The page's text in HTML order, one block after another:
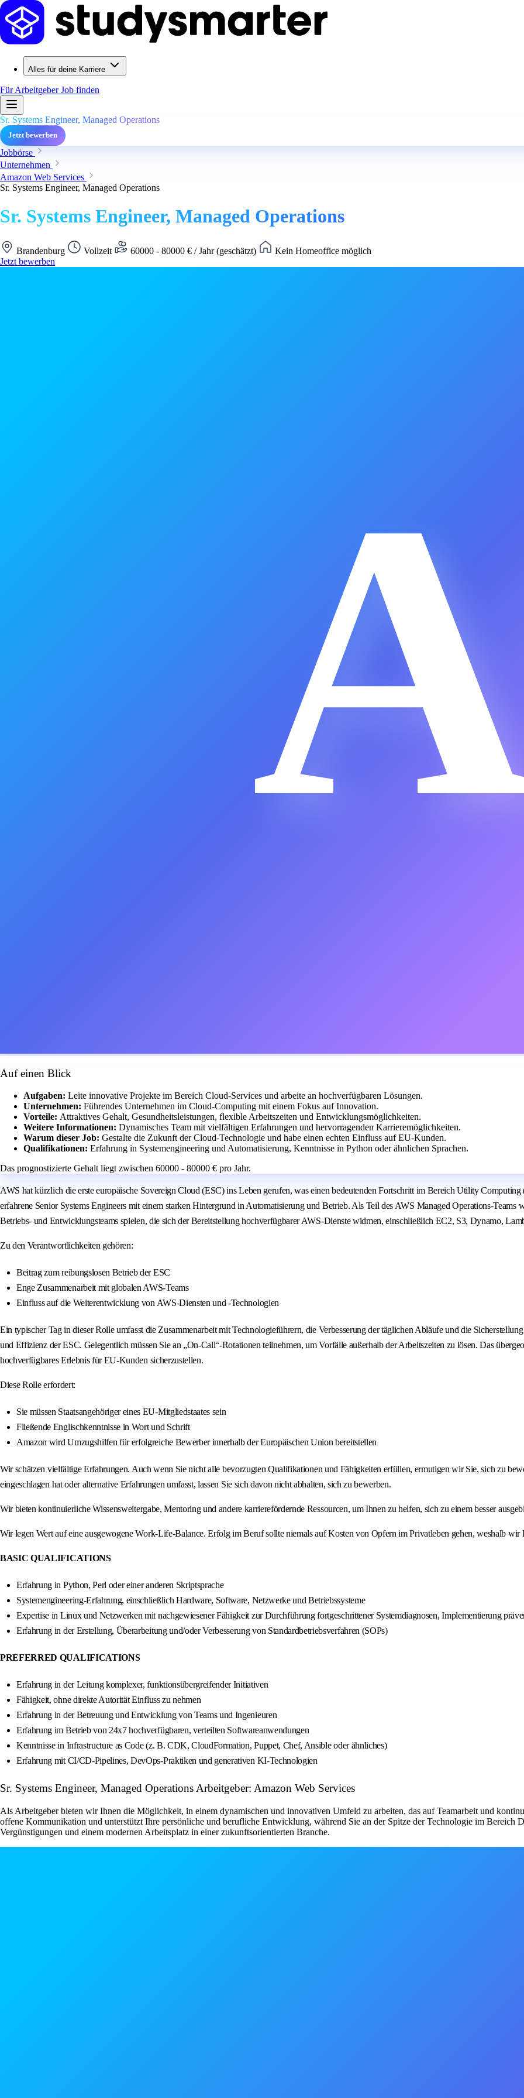
Alles für deine Karriere
Für ArbeitgeberJob finden
Sr. Systems Engineer, Managed Operations
Jetzt bewerben
Jobbörse
Unternehmen
Amazon Web Services
Sr. Systems Engineer, Managed Operations
Sr. Systems Engineer, Managed Operations
Brandenburg Vollzeit 60000 - 80000 € / Jahr (geschätzt)
Kein Homeoffice möglich
Jetzt bewerben
Auf einen Blick
Aufgaben: Leite innovative Projekte im Bereich Cloud-Services und arbeite an hochverfügbaren Lösungen.
Unternehmen: Führendes Unternehmen im Cloud-Computing mit einem Fokus auf Innovation.
Vorteile: Attraktives Gehalt, Gesundheitsleistungen, flexible Arbeitszeiten und Entwicklungsmöglichkeiten.
Weitere Informationen: Dynamisches Team mit vielfältigen Erfahrungen und hervorragenden Karrieremöglichkeiten.
Warum dieser Job: Gestalte die Zukunft der Cloud-Technologie und habe einen echten Einfluss auf EU-Kunden.
Qualifikationen: Erfahrung in Systemengineering und Automatisierung, Kenntnisse in Python oder ähnlichen Sprachen.
Das prognostizierte Gehalt liegt zwischen 60000 - 80000 € pro Jahr.
AWS hat kürzlich die erste europäische Sovereign Cloud (ESC) ins Leben gerufen, was einen bedeutenden Fortschritt im Bereich Utility
erfahrene Senior Systems Engineers mit einem starken Hintergrund in Automatisierung und Betrieb. Als Teil des AWS Managed Operations-
Betriebs- und Entwicklungsteams spielen, die sich der Bereitstellung hochverfügbarer AWS-Dienste widmen, einschließlich EC2, S3, Dynamo,
Zu den Verantwortlichkeiten gehören:
Beitrag zum reibungslosen Betrieb der ESC
Enge Zusammenarbeit mit globalen AWS-Teams
Einfluss auf die Weiterentwicklung von AWS-Diensten und -Technologien
Ein typischer Tag in dieser Rolle umfasst die Zusammenarbeit mit Technologieführern, die Verbesserung der täglichen Abläufe und die
und Effizienz der ESC. Gelegentlich müssen Sie an „On-Call“-Rotationen teilnehmen, um Vorfälle außerhalb der Arbeitszeiten zu lösen. Das
hochverfügbares Erlebnis für EU-Kunden sicherzustellen.
Diese Rolle erfordert:
Sie müssen Staatsangehöriger eines EU-Mitgliedstaates sein
Fließende Englischkenntnisse in Wort und Schrift
Amazon wird Umzugshilfen für erfolgreiche Bewerber innerhalb der Europäischen Union bereitstellen
Wir schätzen vielfältige Erfahrungen. Auch wenn Sie nicht alle bevorzugten Qualifikationen und Fähigkeiten erfüllen, ermutigen wir Sie, sich zu
eingeschlagen hat oder alternative Erfahrungen umfasst, lassen Sie sich davon nicht abhalten, sich zu bewerben.
Wir bieten kontinuierliche Wissensweitergabe, Mentoring und andere karrierefördernde Ressourcen, um Ihnen zu helfen, sich zu einem besser
Wir legen Wert auf eine ausgewogene Work-Life-Balance. Erfolg im Beruf sollte niemals auf Kosten von Opfern im Privatleben gehen, weshalb wir
BASIC QUALIFICATIONS
Erfahrung in Python, Perl oder einer anderen Skriptsprache
Systemengineering-Erfahrung, einschließlich Hardware, Software, Netzwerke und Betriebssysteme
Expertise in Linux und Netzwerken mit nachgewiesener Fähigkeit zur Durchführung fortgeschrittener Systemdiagnosen, Implementierung
Erfahrung in der Erstellung, Überarbeitung und/oder Verbesserung von Standardbetriebsverfahren (SOPs)
PREFERRED QUALIFICATIONS
Erfahrung in der Leitung komplexer, funktionsübergreifender Initiativen
Fähigkeit, ohne direkte Autorität Einfluss zu nehmen
Erfahrung in der Betreuung und Entwicklung von Teams und Ingenieuren
Erfahrung im Betrieb von 24x7 hochverfügbaren, verteilten Softwareanwendungen
Kenntnisse in Infrastructure as Code (z. B. CDK, CloudFormation, Puppet, Chef, Ansible oder ähnliches)
Erfahrung mit CI/CD-Pipelines, DevOps-Praktiken und generativen KI-Technologien
Sr. Systems Engineer, Managed Operations Arbeitgeber: Amazon Web Services
Als Arbeitgeber bieten wir Ihnen die Möglichkeit, in einem dynamischen und innovativen Umfeld zu arbeiten, das auf Teamarbeit und
offene Kommunikation und unterstützt Ihre persönliche und berufliche Entwicklung, während Sie an der Spitze der Technologie im Bereich
Vergünstigungen und einem modernen Arbeitsplatz in einer zukunftsorientierten Branche.